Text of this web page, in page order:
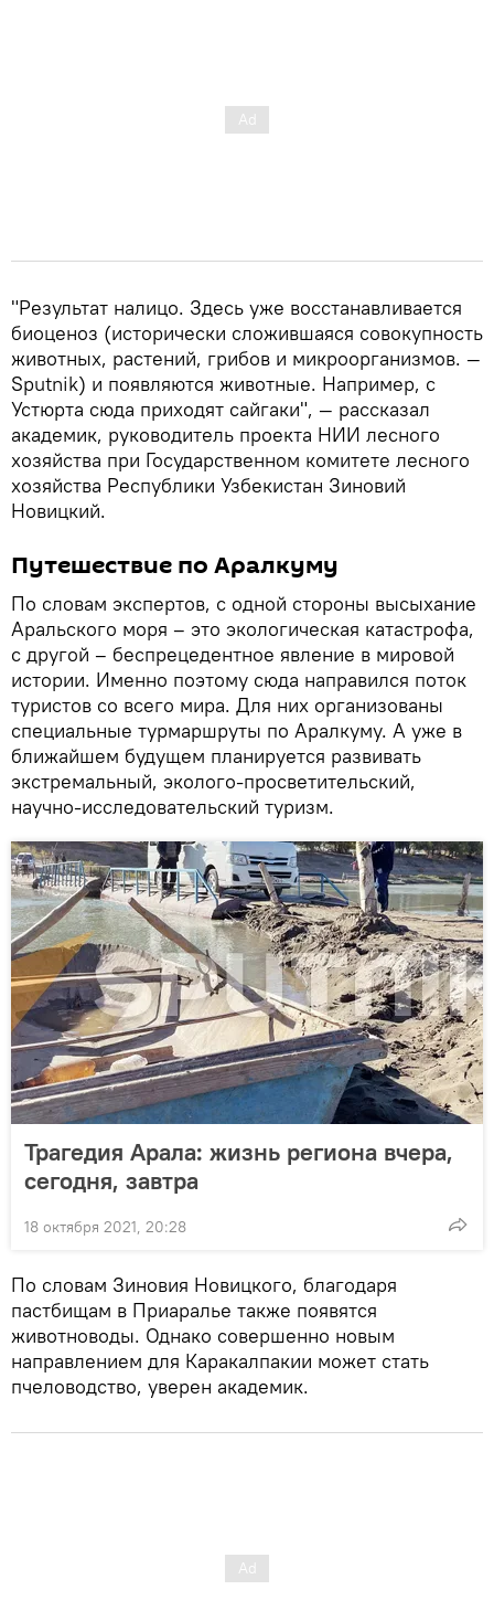
"Результат налицо. Здесь уже восстанавливается
биоценоз (исторически сложившаяся совокупность
животных, растений, грибов и микроорганизмов. —
Sputnik) и появляются животные. Например, с
Устюрта сюда приходят сайгаки", — рассказал
академик, руководитель проекта НИИ лесного
хозяйства при Государственном комитете лесного
хозяйства Республики Узбекистан Зиновий
Новицкий.
Путешествие по Аралкуму
По словам экспертов, с одной стороны высыхание
Аральского моря – это экологическая катастрофа,
с другой – беспрецедентное явление в мировой
истории. Именно поэтому сюда направился поток
туристов со всего мира. Для них организованы
специальные турмаршруты по Аралкуму. А уже в
ближайшем будущем планируется развивать
экстремальный, эколого-просветительский,
научно-исследовательский туризм.
Трагедия Арала: жизнь региона вчера,
сегодня, завтра
18 октября 2021, 20:28
По словам Зиновия Новицкого, благодаря
пастбищам в Приаралье также появятся
животноводы. Однако совершенно новым
направлением для Каракалпакии может стать
пчеловодство, уверен академик.